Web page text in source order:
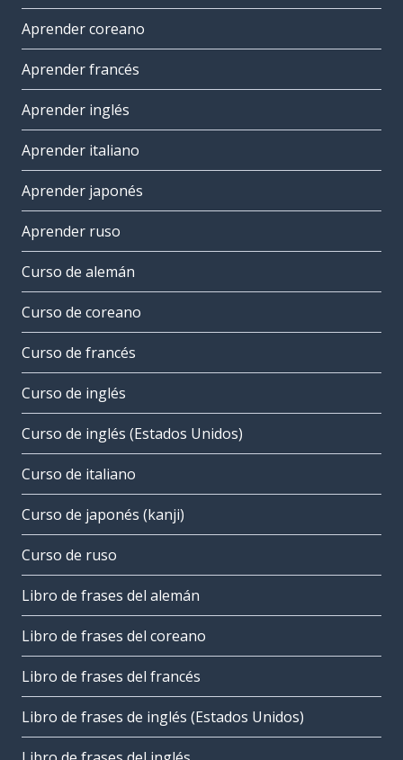
Aprender coreano
Aprender francés
Aprender inglés
Aprender italiano
Aprender japonés
Aprender ruso
Curso de alemán
Curso de coreano
Curso de francés
Curso de inglés
Curso de inglés (Estados Unidos)
Curso de italiano
Curso de japonés (kanji)
Curso de ruso
Libro de frases del alemán
Libro de frases del coreano
Libro de frases del francés
Libro de frases de inglés (Estados Unidos)